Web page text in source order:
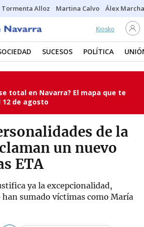
Tormenta Alloz Martina Calvo Álex
Kiosko
SUCESOS POLÍTICA
total en Navarra? El mapa que te
de agosto
de la
un nuevo
ETA
ya la excepcionalidad,
han sumado víctimas como María